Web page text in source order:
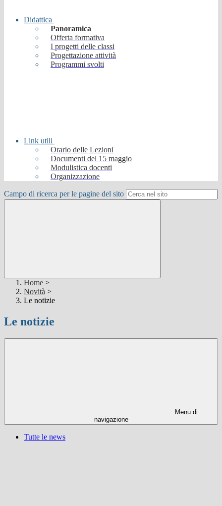
Didattica
Panoramica
Offerta formativa
I progetti delle classi
Progettazione attività
Programmi svolti
Link utili
Orario delle Lezioni
Documenti del 15 maggio
Modulistica docenti
Organizzazione
Campo di ricerca per le pagine del sito
Home >
Novità >
Le notizie
Le notizie
Menu di
navigazione
Tutte le news